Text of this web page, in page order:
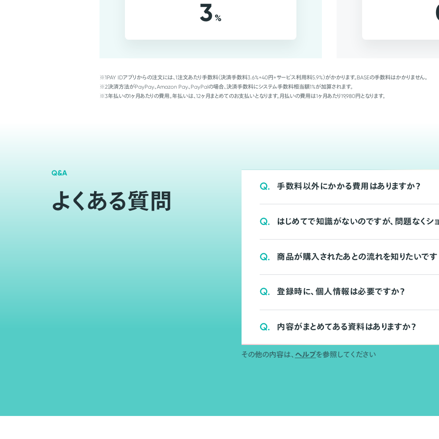
3 %
※1PAY IDアプリからの注文には、1注文あたり手数料（決済手数料3.6%+40円+サービス利用料5.9%）がかかります。BASEの手数料はかかりません。
※2決済方法がPayPay、Amazon Pay、PayPalの場合、決済手数料にシステム手数料相当額1%が加算されます。
※3年払いの1ヶ月あたりの費用。年払いは、12ヶ月まとめてのお支払いとなります。月払いの費用は1ヶ月あたり19,980円となります。
Q&A
よくある質問
Q. 手数料以外にかかる費用はありますか？
Q. はじめてで知識がないのですが、問題なくシ
Q. 商品が購入されたあとの流れを知りたいです
Q. 登録時に、個人情報は必要ですか？
Q. 内容がまとめてある資料はありますか？
その他の内容は、 ヘルプを参照してください